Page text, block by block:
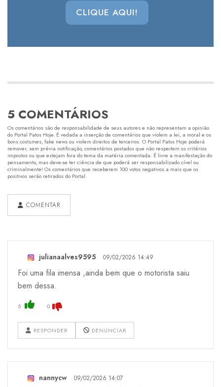
CLIQUE AQUI!
5 COMENTÁRIOS
Os comentários são de responsabilidade de seus autores e não representam a opinião
do Portal Patos Hoje. É vedada a inserção de comentários que violem a lei, a moral e os
bons costumes, fake news ou violem direitos de terceiros. O Portal Patos Hoje poderá
remover, sem prévia notificação, comentários postados que não respeitem os critérios
impostos ou que estejam fora do tema da matéria comentada. É livre a manifestação do
pensamento, mas deve-se ter ciência de que poderá ser responsabilizado cível ou
criminalmente! Os comentários que receberem 100 votos negativos a mais que os
positivos serão retirados do Portal.
COMENTAR
julianaalves9595 09/02/2026 14:49
Foi uma fila imensa ,ainda bem que o motorista saiu
bem dessa.
5 0
RESPONDER DENUNCIAR
nannycw 09/02/2026 14:07